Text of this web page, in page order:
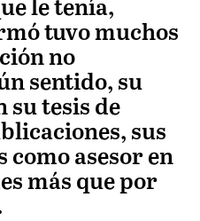
le tenía,
tuvo muchos
no
sentido, su
su tesis de
sus
asesor en
más que por